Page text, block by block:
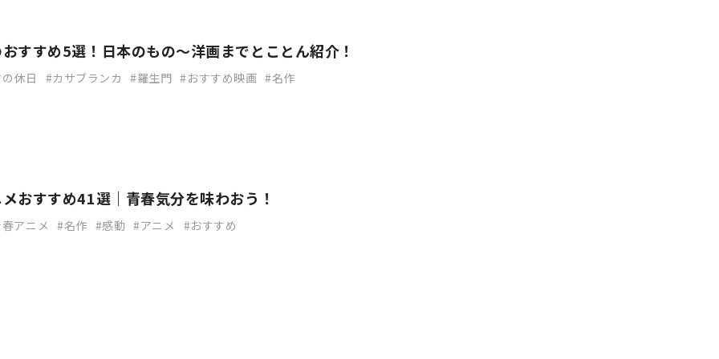
すすめ5選！日本のもの～洋画までとことん紹介！
休日 カサブランカ 羅生門 おすすめ映画 名作
おすすめ41選｜青春気分を味わおう！
アニメ 名作 感動 アニメ おすすめ